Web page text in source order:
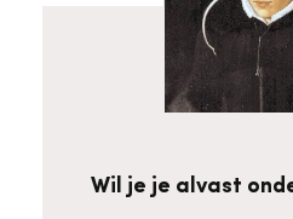
Wil je je alvast